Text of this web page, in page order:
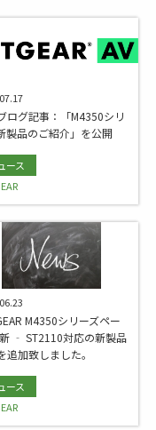
ログ記事：「M4350シリ
製品のご紹介」を公開
ース
M4350シリーズペー
‐ ST2110対応の新製品
追加致しました。
ース